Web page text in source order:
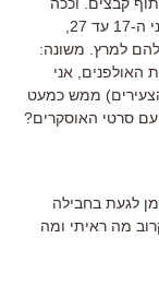
למרץ. משונה:
האולפנים, אני
ממש כמעט
סרטי האוסקרים?
לגעת בחבילה
מה ראיתי ומה